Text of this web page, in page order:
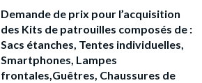
Demande de prix pour l’acquisition
des Kits de patrouilles composés de :
Sacs étanches, Tentes individuelles,
Smartphones, Lampes
frontales,Guêtres, Chaussures de